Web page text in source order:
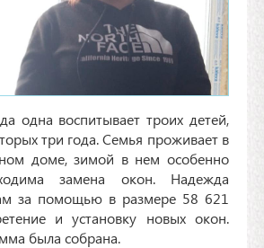
одна воспитывает троих детей,
три года. Семья проживает в
доме, зимой в нем особенно
замена окон. Надежда
за помощью в размере 58 621
и установку новых окон.
была собрана.